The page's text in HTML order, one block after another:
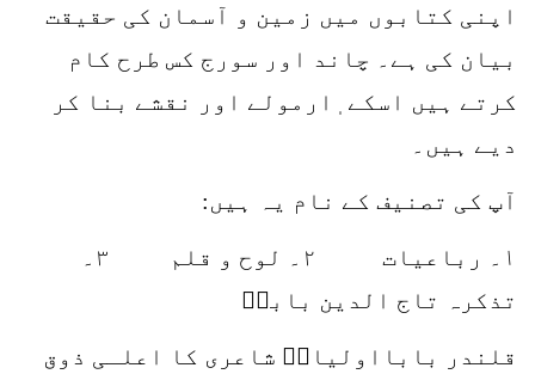
اپنی کتابوں میں زمین و آسمان کی حقیقت
بیان کی ہے۔ چاند اور سورج کس طرح کام
کرتے ہیں اسکے ٖارمولے اور نقشے بنا کر
دیے ہیں۔
آپ کی تصنیف کے نام یہ ہیں:
۱۔ رباعیات ۲۔ لوح و قلم ۳۔
تذکرہ تاج الدین باباؒ
قلندر بابااولیاءؒ شاعری کا اعلـی ذوق